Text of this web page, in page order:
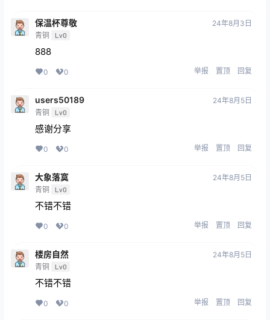
保温杯尊敬
青铜 Lv0
24年8月3日
888
0 0 举报 置顶 回复
users50189
青铜 Lv0
24年8月5日
感谢分享
0 0 举报 置顶 回复
大象落寞
青铜 Lv0
24年8月5日
不错不错
0 0 举报 置顶 回复
楼房自然
青铜 Lv0
24年8月5日
不错不错
0 0 举报 置顶 回复